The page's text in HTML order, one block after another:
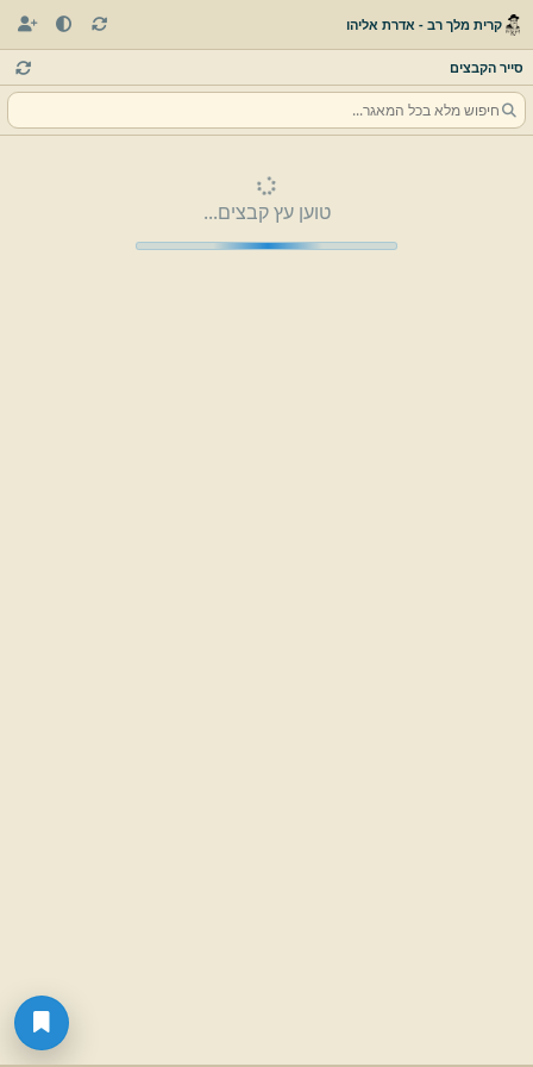
קרית מלך רב - אדרת אליהו
סייר הקבצים
טוען עץ קבצים...